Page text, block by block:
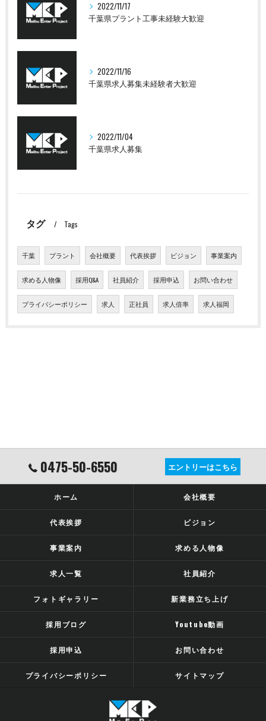
2022/11/17
千葉県プラント工事未経験大歓迎
2022/11/16
千葉県求人募集未経験者大歓迎
2022/11/04
千葉県求人募集
タグ Tags
千葉 プラント 会社概要 代表挨拶 ビジョン 事業案内
求める人物像 採用Q&A 社員紹介 採用申込 お問い合わせ
プライバシーポリシー 求人 正社員 求人倍率 求人福岡
0475-50-6550 エントリーはこちら
ホーム 会社概要
代表挨拶 ビジョン
事業案内 求める人物像
求人一覧 社員紹介
フォトギャラリー 新業務立ち上げ
採用ブログ Youtube動画
採用申込 お問い合わせ
プライバシーポリシー サイトマップ